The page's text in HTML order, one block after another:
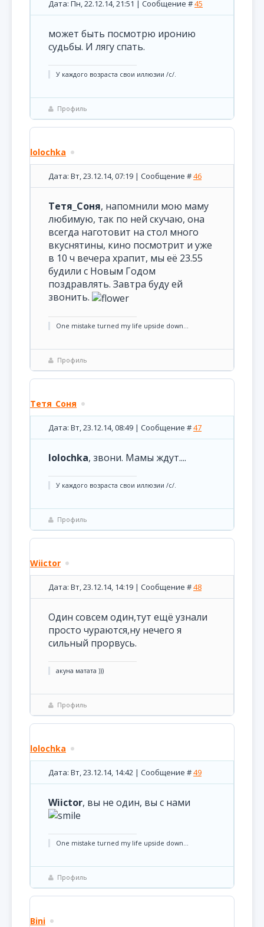
Дата: Пн, 22.12.14, 21:51 | Сообщение #45
может быть посмотрю иронию
судьбы. И лягу спать.
У каждого возраста свои иллюзии /с/.
Профиль
lolochka
Дата: Вт, 23.12.14, 07:19 | Сообщение #46
Тетя_Соня, напомнили мою маму
любимую, так по ней скучаю, она
всегда наготовит на стол много
вкуснятины, кино посмотрит и уже
в 10 ч вечера храпит, мы её 23.55
будили с Новым Годом
поздравлять. Завтра буду ей
звонить.
One mistake turned my life upside down...
Профиль
Тетя_Соня
Дата: Вт, 23.12.14, 08:49 | Сообщение #47
lolochka, звони. Мамы ждут....
У каждого возраста свои иллюзии /с/.
Профиль
Wiictor
Дата: Вт, 23.12.14, 14:19 | Сообщение #48
Один совсем один,тут ещё узнали
просто чураются,ну нечего я
сильный прорвусь.
акуна матата )))
Профиль
lolochka
Дата: Вт, 23.12.14, 14:42 | Сообщение #49
Wiictor, вы не один, вы с нами
One mistake turned my life upside down...
Профиль
Bini